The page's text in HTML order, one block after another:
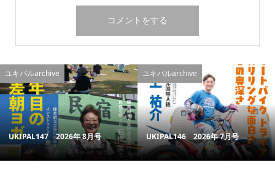
ユキパルarchive
UKIPAL147 2026年 8月号
ユキパルarchive
UKIPAL146 2026年 7月号